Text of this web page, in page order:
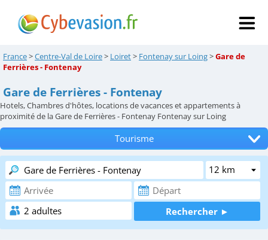
France>Centre-Val de Loire> Loiret> Fontenay sur Loing>Gare de
Ferrières - Fontenay
Gare de Ferrières - Fontenay
Hotels, Chambres d'hôtes, locations de vacances et appartements à
proximité de la Gare de Ferrières - Fontenay Fontenay sur Loing
Tourisme
Tous les hébergements
Hôtels
Chambres d'hôtes